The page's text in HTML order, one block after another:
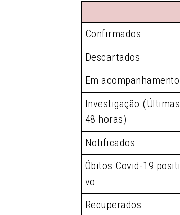
Confirmados
Descartados
Em acompanhamento
Investigação (Últimas
48 horas)
Notificados
Óbitos Covid-19 positi
vo
Recuperados